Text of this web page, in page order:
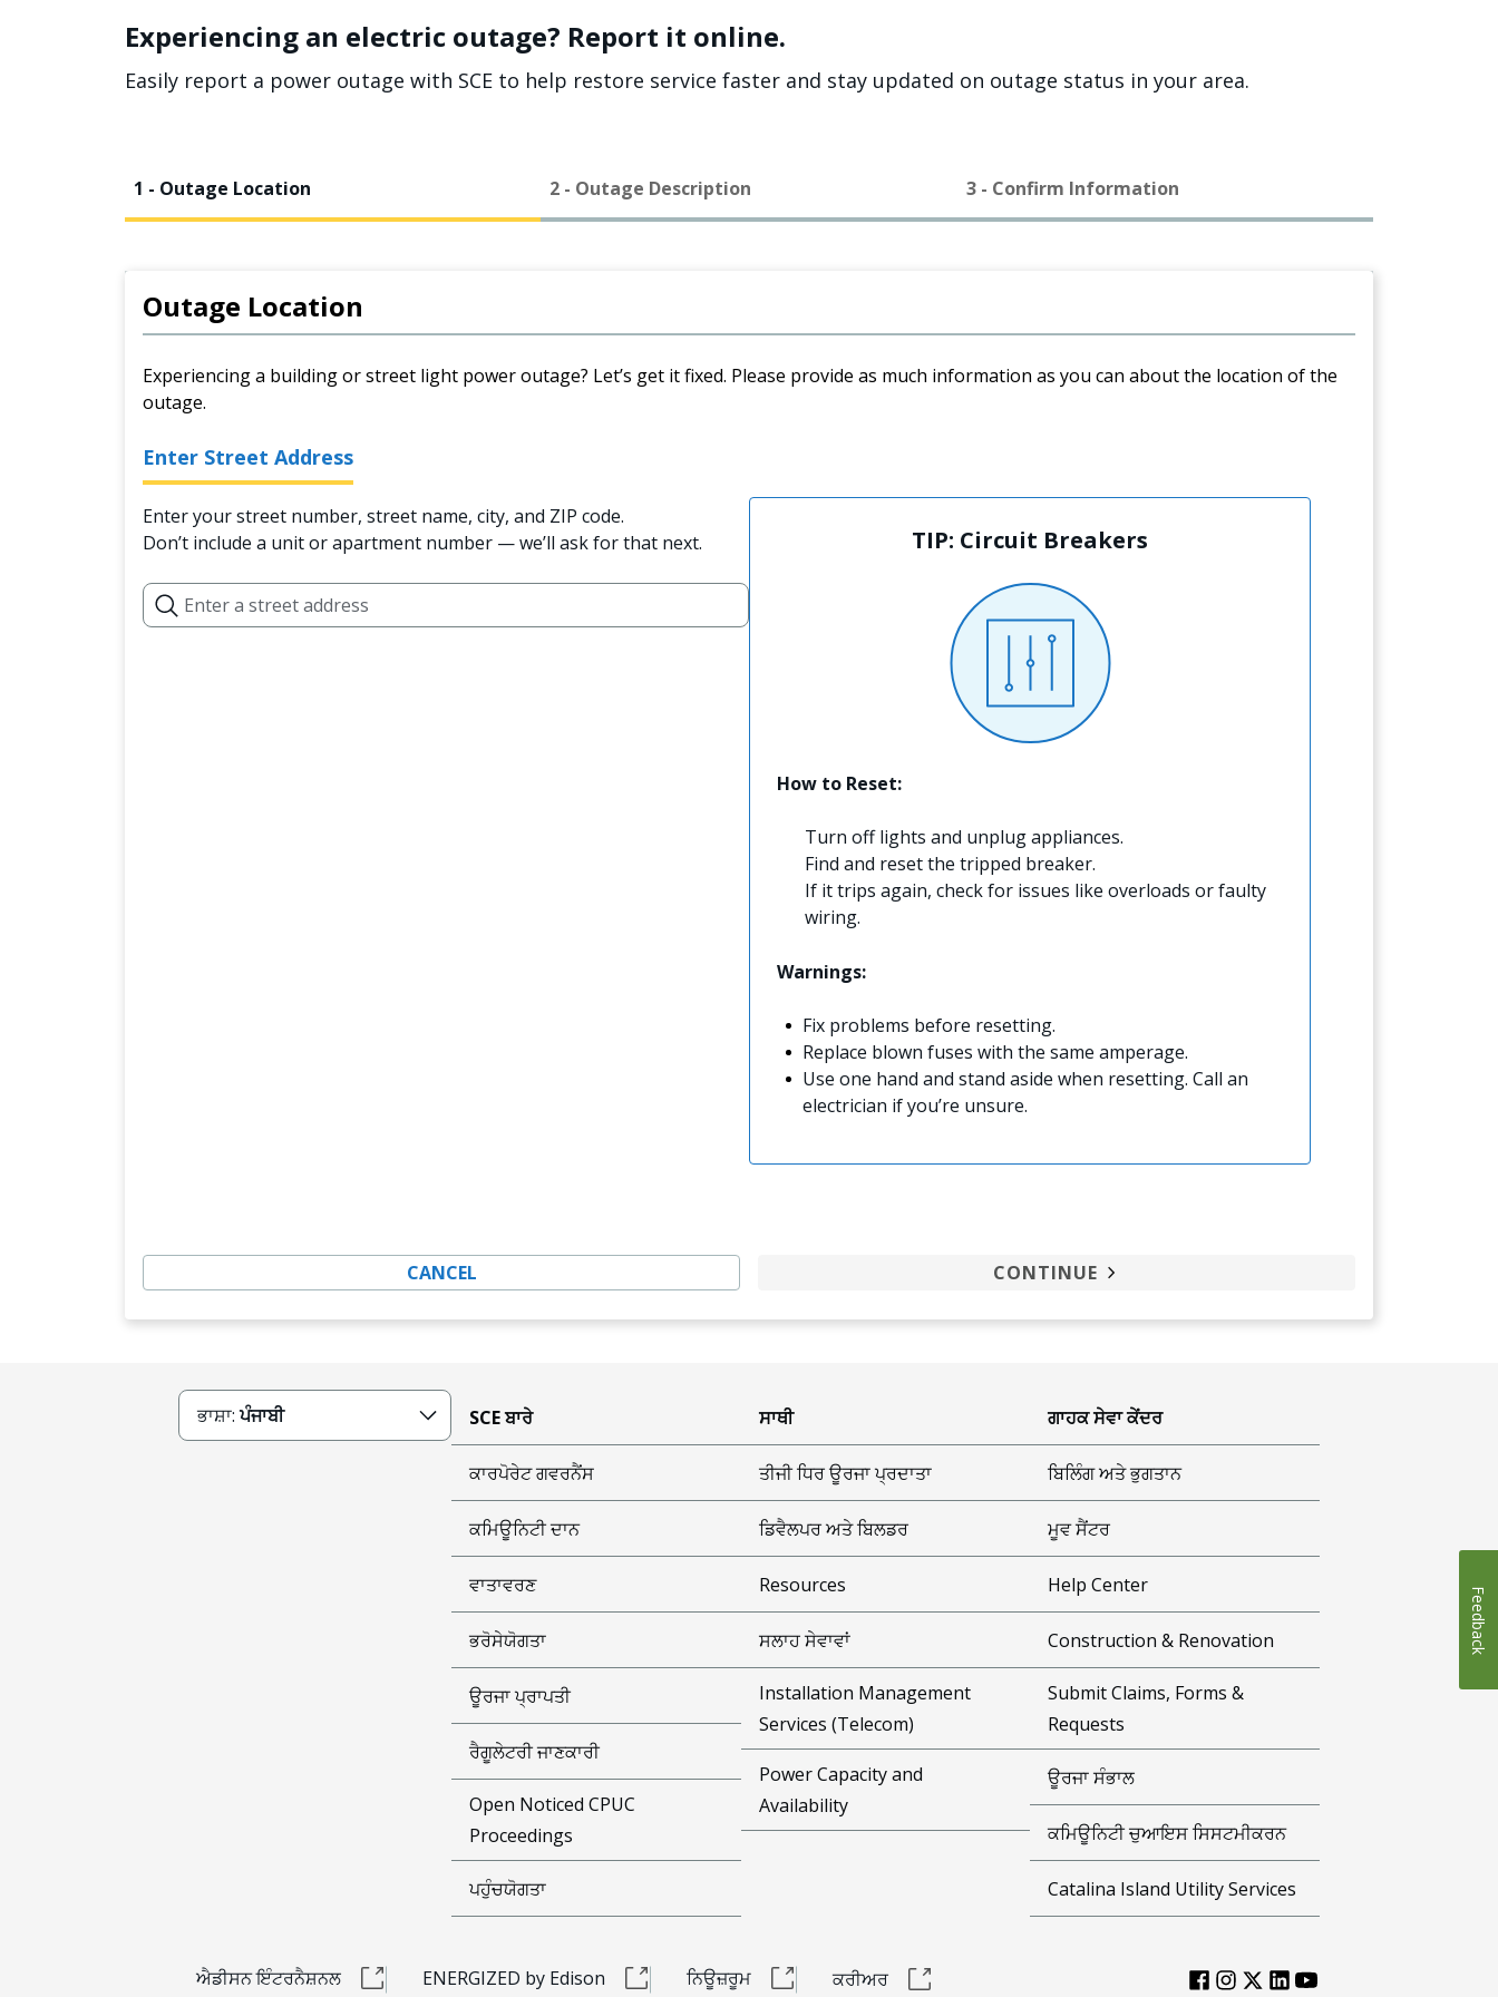
Experiencing an electric outage? Report it online.
Easily report a power outage with SCE to help restore service faster and stay updated on outage status in your area.
1 - Outage Location 2 - Outage Description 3 - Confirm Information
Outage Location
Experiencing a building or street light power outage? Let’s get it fixed. Please provide as much information as you can about the location of the
outage.
Enter Street Address
Enter your street number, street name, city, and ZIP code.
Don’t include a unit or apartment number — we’ll ask for that next.
TIP: Circuit Breakers
How to Reset:
Turn off lights and unplug appliances.
Find and reset the tripped breaker.
If it trips again, check for issues like overloads or faulty
wiring.
Warnings:
Fix problems before resetting.
Replace blown fuses with the same amperage.
Use one hand and stand aside when resetting. Call an
electrician if you’re unsure.
CANCEL CONTINUE
ਭਾਸ਼ਾ:ਪੰਜਾਬੀ SCE ਬਾਰੇ
ਕਾਰਪੋਰੇਟ ਗਵਰਨੈਂਸ
ਕਮਿਊਨਿਟੀ ਦਾਨ
ਵਾਤਾਵਰਣ
ਭਰੋਸੇਯੋਗਤਾ
ਊਰਜਾ ਪ੍ਰਾਪਤੀ
ਰੈਗੂਲੇਟਰੀ ਜਾਣਕਾਰੀ
Open Noticed CPUC
Proceedings
ਪਹੁੰਚਯੋਗਤਾ
ਸਾਥੀ
ਤੀਜੀ ਧਿਰ ਊਰਜਾ ਪ੍ਰਦਾਤਾ
ਡਿਵੈਲਪਰ ਅਤੇ ਬਿਲਡਰ
Resources
ਸਲਾਹ ਸੇਵਾਵਾਂ
Installation Management
Services (Telecom)
Power Capacity and
Availability
ਗਾਹਕ ਸੇਵਾ ਕੇਂਦਰ
ਬਿਲਿੰਗ ਅਤੇ ਭੁਗਤਾਨ
ਮੂਵ ਸੈਂਟਰ
Help Center
Construction & Renovation
Submit Claims, Forms &
Requests
ਊਰਜਾ ਸੰਭਾਲ
ਕਮਿਊਨਿਟੀ ਚੁਆਇਸ ਸਿਸਟਮੀਕਰਨ
Catalina Island Utility Services
ਐਡੀਸਨ ਇੰਟਰਨੈਸ਼ਨਲ ENERGIZED by Edison ਨਿਊਜ਼ਰੂਮ ਕਰੀਅਰ
Feedback